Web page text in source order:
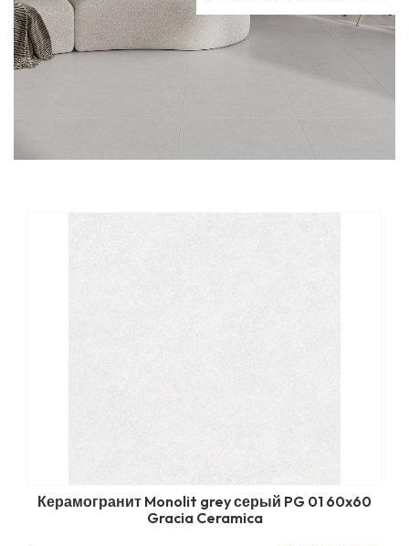
Керамогранит Monolit grey серый PG 01 60x60
Gracia Ceramica